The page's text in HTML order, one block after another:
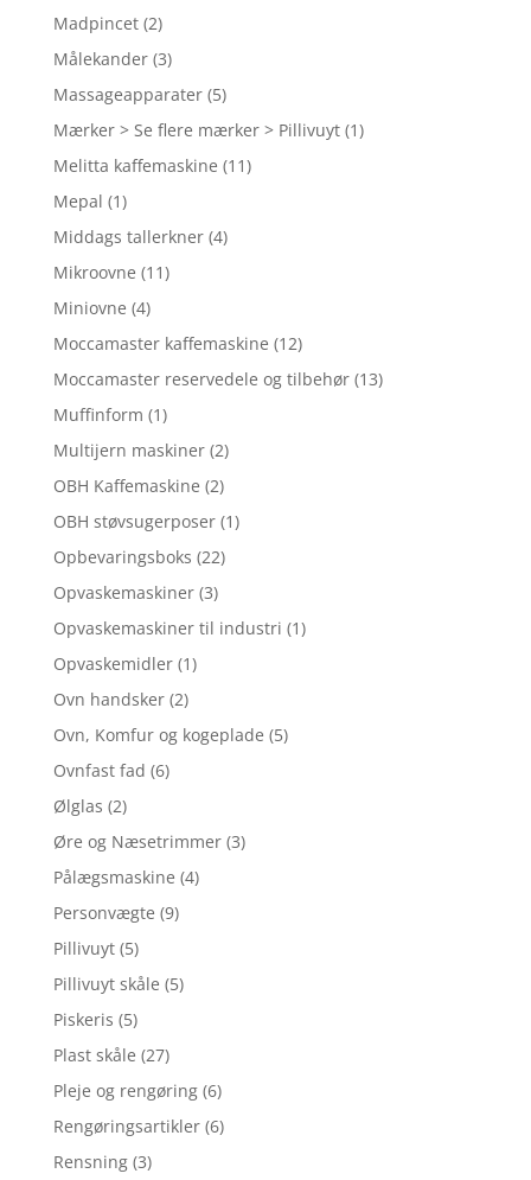
Madpincet (2)
Målekander (3)
Massageapparater (5)
Mærker > Se flere mærker > Pillivuyt (1)
Melitta kaffemaskine (11)
Mepal (1)
Middags tallerkner (4)
Mikroovne (11)
Miniovne (4)
Moccamaster kaffemaskine (12)
Moccamaster reservedele og tilbehør (13)
Muffinform (1)
Multijern maskiner (2)
OBH Kaffemaskine (2)
OBH støvsugerposer (1)
Opbevaringsboks (22)
Opvaskemaskiner (3)
Opvaskemaskiner til industri (1)
Opvaskemidler (1)
Ovn handsker (2)
Ovn, Komfur og kogeplade (5)
Ovnfast fad (6)
Ølglas (2)
Øre og Næsetrimmer (3)
Pålægsmaskine (4)
Personvægte (9)
Pillivuyt (5)
Pillivuyt skåle (5)
Piskeris (5)
Plast skåle (27)
Pleje og rengøring (6)
Rengøringsartikler (6)
Rensning (3)